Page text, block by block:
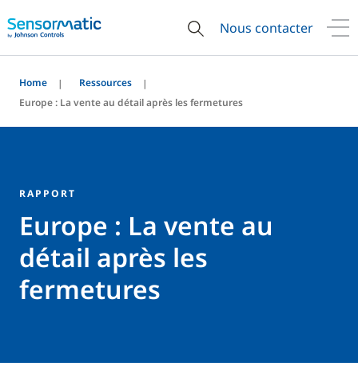
Nous contacter
Home
Ressources
Europe : La vente au détail après les fermetures
RAPPORT
Europe : La vente au
détail après les
fermetures